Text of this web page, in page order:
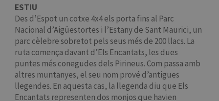
ESTIU
Des d’Espot un cotxe 4x4 els porta fins al Parc
Nacional d’Aigüestortes i l’Estany de Sant Maurici, un
parc cèlebre sobretot pels seus més de 200 llacs. La
ruta comença davant d’Els Encantats, les dues
puntes més conegudes dels Pirineus. Com passa amb
altres muntanyes, el seu nom prové d’antigues
llegendes. En aquesta cas, la llegenda diu que Els
Encantats representen dos monjos que havien